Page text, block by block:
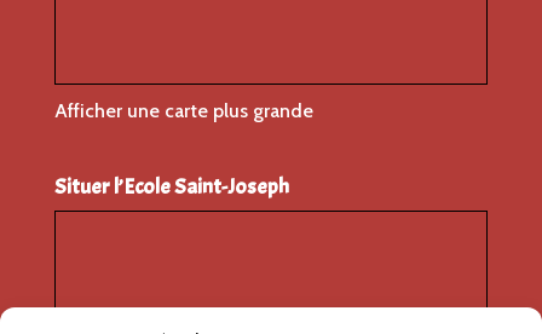
Afficher une carte plus grande
Situer l’Ecole Saint-Joseph